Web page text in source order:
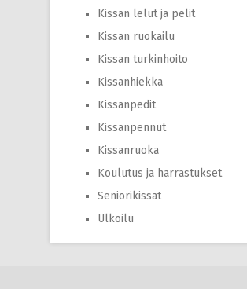
Kissan lelut ja pelit
Kissan ruokailu
Kissan turkinhoito
Kissanhiekka
Kissanpedit
Kissanpennut
Kissanruoka
Koulutus ja harrastukset
Seniorikissat
Ulkoilu